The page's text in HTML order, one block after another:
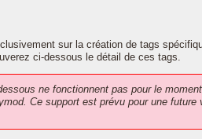
sur la création de tags
ci-dessous le détail de ces tags.
ne fonctionnent pas pour le
Ce support est prévu pour une future